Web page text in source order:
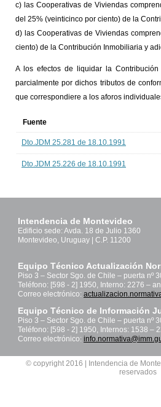
c) las Cooperativas de Viviendas
del 25% (veinticinco por ciento) de la
d) las Cooperativas de Viviendas
ciento) de la Contribución Inmobiliaria y
A los efectos de liquidar la
parcialmente por dichos tributos de
que correspondiere a los aforos
Fuente
Dto.JDM 25.281 de 18.10.1991
Dto.JDM 25.226 de 18.10.1991
Intendencia de Montevideo
Edificio sede: Avda. 18 de Julio 1360
Montevideo, Uruguay | C.P. 11200
Equipo Técnico Actualización
Piso 3 – Sector Sgo. de Chile – puerta nº
Teléfono: [598 - 2] 1950, Interno: 2276 –
Correo electrónico:
Equipo Técnico de Información
Piso 3 – Sector Sgo. de Chile – puerta nº
Teléfono: [598 - 2] 1950, Internos: 1538 –
Correo electrónico:
© copyright 2016 | Intendencia de
reservados